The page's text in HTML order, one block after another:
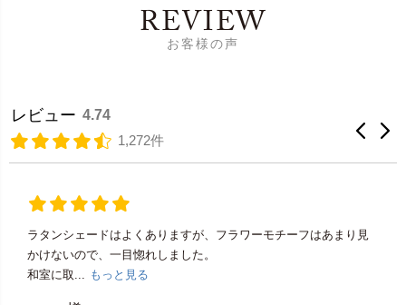
REVIEW
お客様の声
レビュー 4.74
1,272件
ラタンシェードはよくありますが、フラワーモチーフはあまり見
かけないので、一目惚れしました。
和室に取...
もっと見る